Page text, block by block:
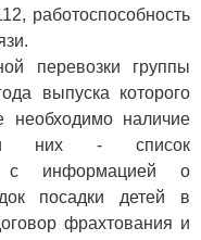
работоспособность
перевозки группы
выпуска которого
наличие
них - список
с информацией о
посадки детей в
фрахтования и